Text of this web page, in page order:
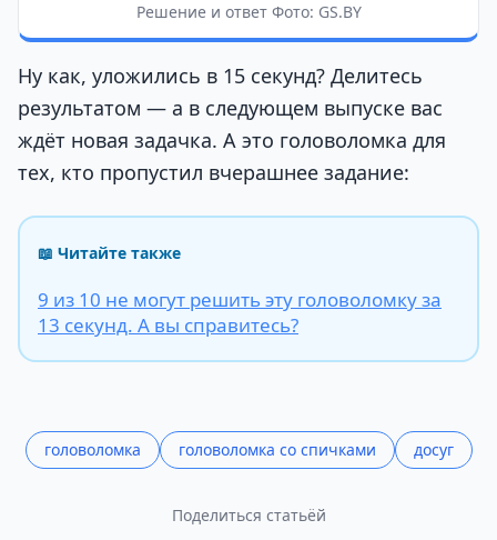
Решение и ответ Фото: GS.BY
Ну как, уложились в 15 секунд? Делитесь
результатом — а в следующем выпуске вас
ждёт новая задачка. А это головоломка для
тех, кто пропустил вчерашнее задание:
📖 Читайте также
9 из 10 не могут решить эту головоломку за
13 секунд. А вы справитесь?
головоломка головоломка со спичками досуг
Поделиться статьёй